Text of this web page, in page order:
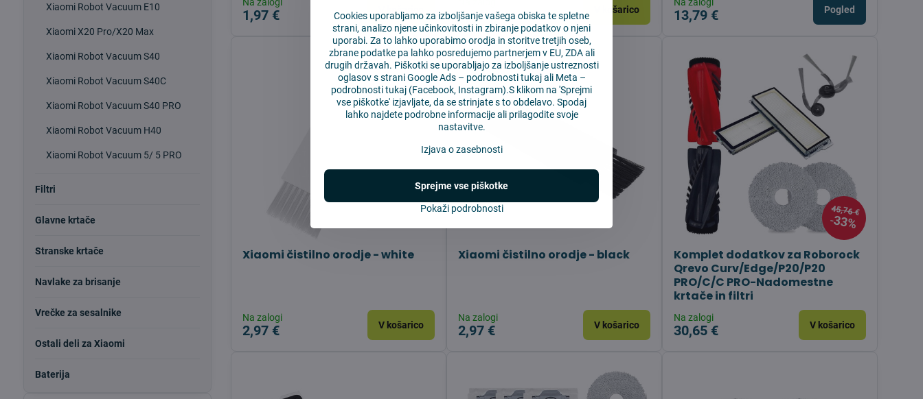
Na zalogi
1,97 € V košarico 1,97 € V košarico
Na zalogi
13,79 € Pogled
Xiaomi čistilno orodje - white
Na zalogi
2,97 € V košarico
Xiaomi čistilno orodje - black
Na zalogi
2,97 € V košarico
45,76 €
33%
Komplet dodatkov za Roborock
Qrevo Curv/Edge/P20/P20
PRO/C/C PRO-Nadomestne
krtače in filtri
Na zalogi
30,65 € V košarico
Xiaomi Robot Vacuum E10
Xiaomi X20 Pro/X20 Max
Xiaomi Robot Vacuum S40
Xiaomi Robot Vacuum S40C
Xiaomi Robot Vacuum S40 PRO
Xiaomi Robot Vacuum H40
Xiaomi Robot Vacuum 5/ 5 PRO
Filtri
Glavne krtače
Stranske krtače
Navlake za brisanje
Vrečke za sesalnike
Ostali deli za Xiaomi
Baterija
Cookies uporabljamo za izboljšanje vašega obiska te spletne
strani, analizo njene učinkovitosti in zbiranje podatkov o njeni
uporabi. Za to lahko uporabimo orodja in storitve tretjih oseb,
zbrane podatke pa lahko posredujemo partnerjem v EU, ZDA ali
drugih državah. Piškotki se uporabljajo za izboljšanje ustreznosti
oglasov s strani Google Ads – podrobnosti tukajali Meta –
podrobnosti tukaj (Facebook, Instagram).S klikom na 'Sprejmi
vse piškotke' izjavljate, da se strinjate s to obdelavo. Spodaj
lahko najdete podrobne informacije ali prilagodite svoje
nastavitve.
Izjava o zasebnosti
Pokaži podrobnosti
Sprejme vse piškotke